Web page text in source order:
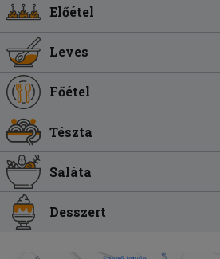
Előétel
Leves
Főétel
Tészta
Saláta
Desszert